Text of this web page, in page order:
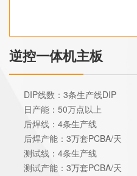
逆控一体机主板
DIP线数：3条生产线DIP
日产能：50万点以上
后焊线：4条生产线
后焊产能：3万套PCBA/天
测试线：4条生产线
测试产能：3万套PCBA/天